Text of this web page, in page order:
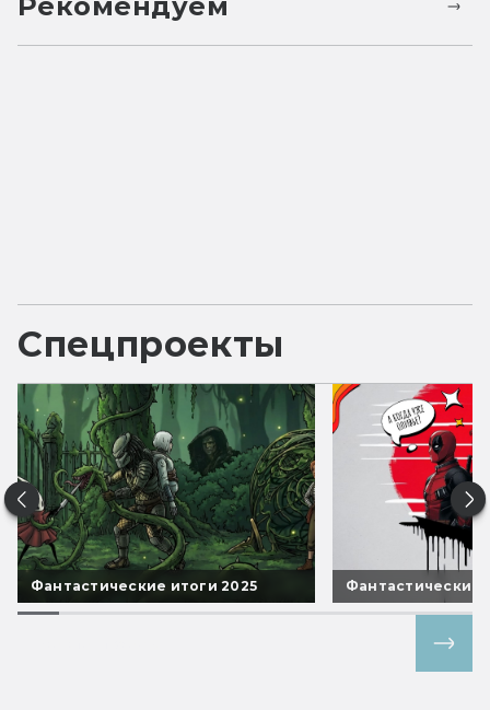
Рекомендуем
Спецпроекты
Фантастические итоги 2025 Фантастические